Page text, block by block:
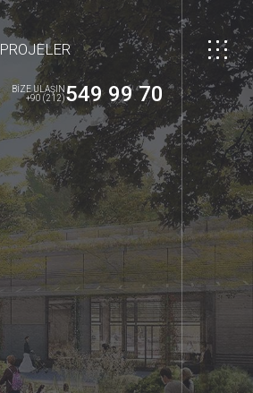
PROJELER
BİZE ULAŞIN
+90 (212)549 99 70